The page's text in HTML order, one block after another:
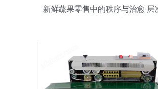
新鲜蔬果零售中的秩序与治愈 层